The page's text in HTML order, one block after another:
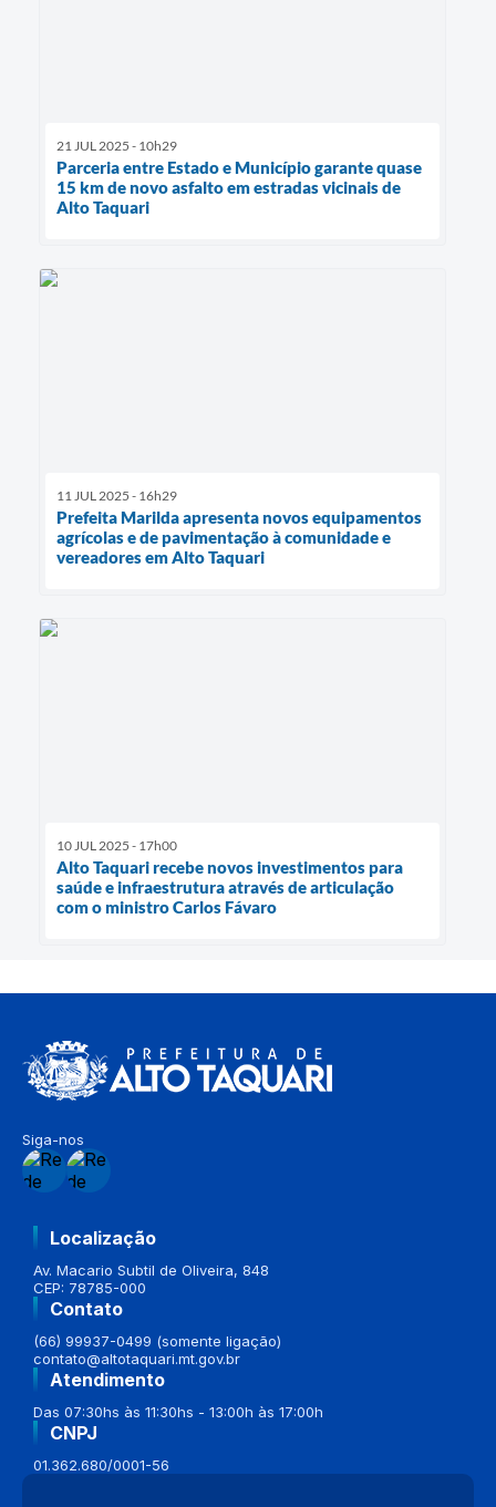
21 JUL 2025 - 10h29
Parceria entre Estado e Município garante quase
15 km de novo asfalto em estradas vicinais de
Alto Taquari
11 JUL 2025 - 16h29
Prefeita Marilda apresenta novos equipamentos
agrícolas e de pavimentação à comunidade e
vereadores em Alto Taquari
10 JUL 2025 - 17h00
Alto Taquari recebe novos investimentos para
saúde e infraestrutura através de articulação
com o ministro Carlos Fávaro
Siga-nos
Localização
Av. Macario Subtil de Oliveira, 848
CEP: 78785-000
Contato
(66) 99937-0499 (somente ligação)
contato@altotaquari.mt.gov.br
Atendimento
Das 07:30hs às 11:30hs - 13:00h às 17:00h
CNPJ
01.362.680/0001-56